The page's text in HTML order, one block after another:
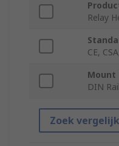
Relay
CE,
Mount
DIN Rail
Zoek